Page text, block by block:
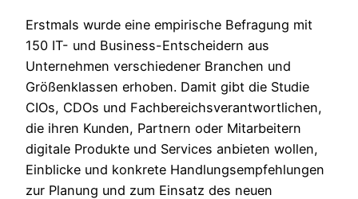
Erstmals wurde eine empirische Befragung mit
150 IT- und Business-Entscheidern aus
Unternehmen verschiedener Branchen und
Größenklassen erhoben. Damit gibt die Studie
CIOs, CDOs und Fachbereichsverantwortlichen,
die ihren Kunden, Partnern oder Mitarbeitern
digitale Produkte und Services anbieten wollen,
Einblicke und konkrete Handlungsempfehlungen
zur Planung und zum Einsatz des neuen